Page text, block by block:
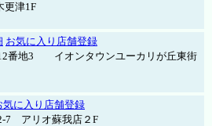
更津1F
お気に入り店舗登録
番地3 イオンタウンユーカリが丘東街
気に入り店舗登録
7 アリオ蘇我店２F